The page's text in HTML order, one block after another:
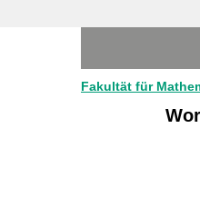
Fakultät für